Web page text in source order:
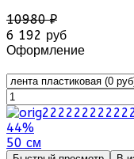
10980 ₽
6 192 руб
Оформление
44%
50 см